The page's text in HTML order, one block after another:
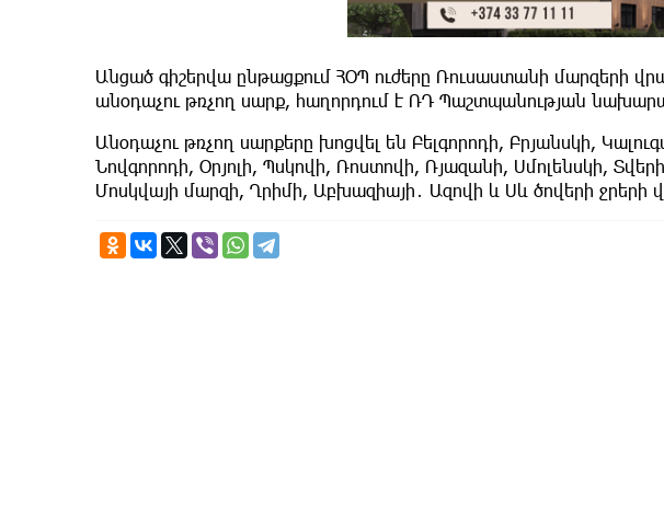
Անցած գիշերվա ընթացքում ՀՕՊ ուժերը Ռուսաստանի մարզերի
անօդաչու թռչող սարք, հաղորդում է ՌԴ Պաշտպանության
Անօդաչու թռչող սարքերը խոցվել են Բելգորոդի, Բրյանսկի,
Նովգորոդի, Օրյոլի, Պսկովի, Ռոստովի, Ռյազանի, Սմոլենսկի,
Մոսկվայի մարզի, Ղրիմի, Աբխազիայի․ Ազովի և Սև ծովերի ջրերի